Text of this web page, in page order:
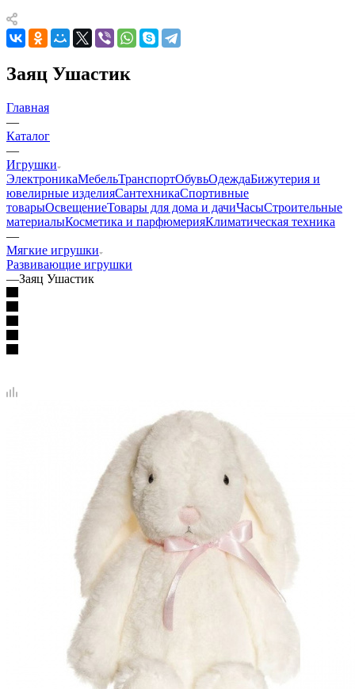
Заяц Ушастик
Главная
—
Каталог
—
Игрушки
ЭлектроникаМебельТранспортОбувьОдеждаБижутерия и
ювелирные изделияСантехникаСпортивные
товарыОсвещениеТовары для дома и дачиЧасыСтроительные
материалыКосметика и парфюмерияКлиматическая техника
—
Мягкие игрушки
Развивающие игрушки
—Заяц Ушастик